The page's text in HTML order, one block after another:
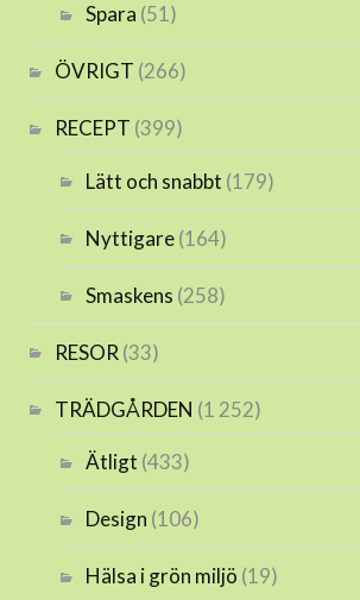
Spara (51)
ÖVRIGT (266)
RECEPT (399)
Lätt och snabbt (179)
Nyttigare(164)
Smaskens (258)
RESOR (33)
TRÄDGÅRDEN (1 252)
Ätligt (433)
Design (106)
Hälsa i grön miljö (19)